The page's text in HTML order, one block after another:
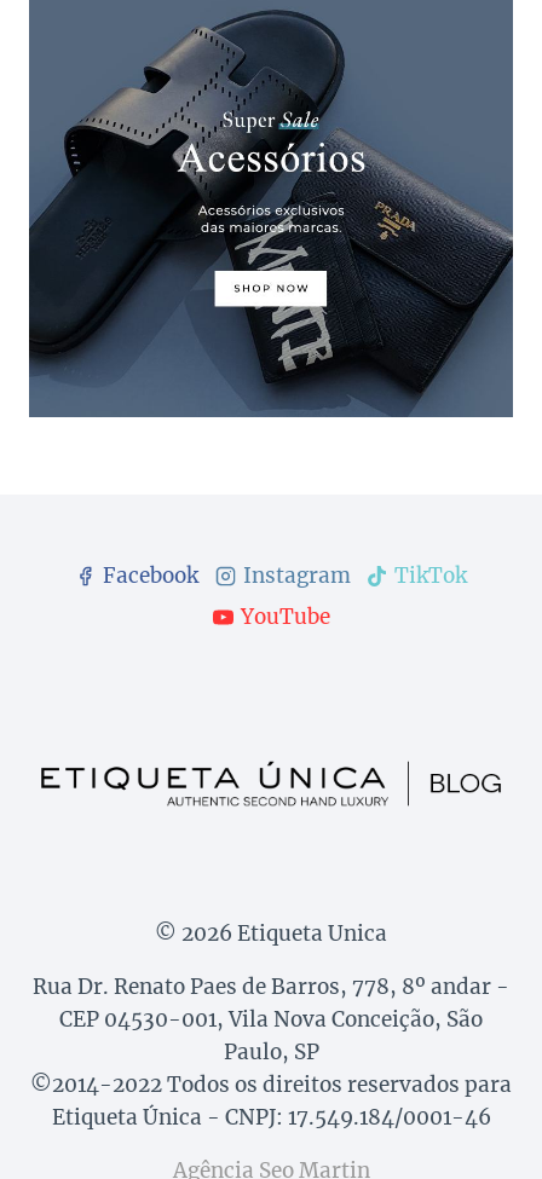
Facebook Instagram
TikTok
YouTube
© 2026 Etiqueta Unica
Rua Dr. Renato Paes de Barros, 778, 8º andar -
CEP 04530-001, Vila Nova Conceição, São
Paulo, SP
©2014-2022 Todos os direitos reservados para
Etiqueta Única - CNPJ: 17.549.184/0001-46
Agência Seo Martin